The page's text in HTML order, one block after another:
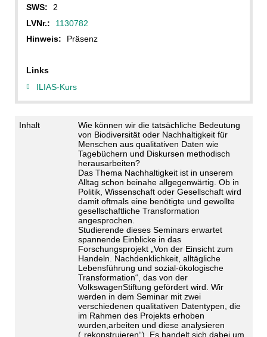
SWS:
2
LVNr.:
1130782
Hinweis:
Präsenz
Links
ILIAS-Kurs
Inhalt
Wie können wir die tatsächliche Bedeutung
von Biodiversität oder Nachhaltigkeit für
Menschen aus qualitativen Daten wie
Tagebüchern und Diskursen methodisch
herausarbeiten?
Das Thema Nachhaltigkeit ist in unserem
Alltag schon beinahe allgegenwärtig. Ob in
Politik, Wissenschaft oder Gesellschaft wird
damit oftmals eine benötigte und gewollte
gesellschaftliche Transformation
angesprochen.
Studierende dieses Seminars erwartet
spannende Einblicke in das
Forschungsprojekt „Von der Einsicht zum
Handeln. Nachdenklichkeit, alltägliche
Lebensführung und sozial-ökologische
Transformation“, das von der
VolkswagenStiftung gefördert wird. Wir
werden in dem Seminar mit zwei
verschiedenen qualitativen Datentypen, die
im Rahmen des Projekts erhoben
wurden,arbeiten und diese analysieren
(„rekonstruieren“). Es handelt sich dabei um